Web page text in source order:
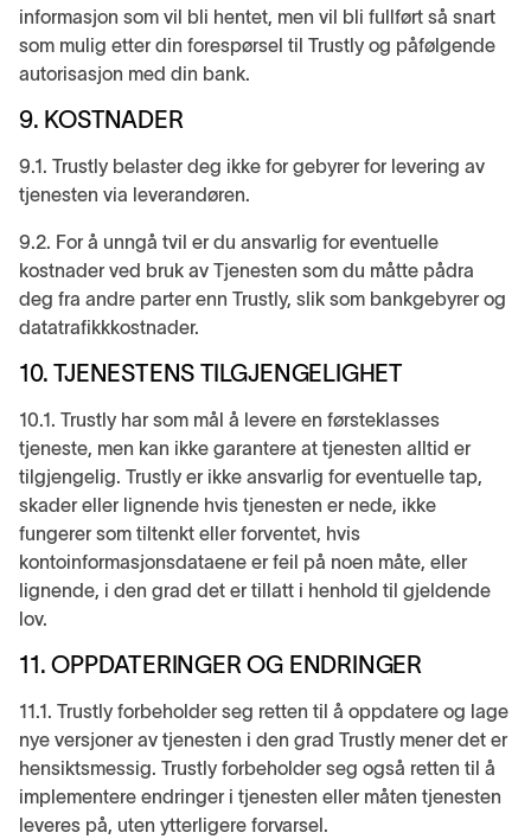
informasjon som vil bli hentet, men vil bli fullført så snart
som mulig etter din forespørsel til Trustly og påfølgende
autorisasjon med din bank.
9. KOSTNADER
9.1. Trustly belaster deg ikke for gebyrer for levering av
tjenesten via leverandøren.
9.2. For å unngå tvil er du ansvarlig for eventuelle
kostnader ved bruk av Tjenesten som du måtte pådra
deg fra andre parter enn Trustly, slik som bankgebyrer og
datatrafikkkostnader.
10. TJENESTENS TILGJENGELIGHET
10.1. Trustly har som mål å levere en førsteklasses
tjeneste, men kan ikke garantere at tjenesten alltid er
tilgjengelig. Trustly er ikke ansvarlig for eventuelle tap,
skader eller lignende hvis tjenesten er nede, ikke
fungerer som tiltenkt eller forventet, hvis
kontoinformasjonsdataene er feil på noen måte, eller
lignende, i den grad det er tillatt i henhold til gjeldende
lov.
11. OPPDATERINGER OG ENDRINGER
11.1. Trustly forbeholder seg retten til å oppdatere og lage
nye versjoner av tjenesten i den grad Trustly mener det er
hensiktsmessig. Trustly forbeholder seg også retten til å
implementere endringer i tjenesten eller måten tjenesten
leveres på, uten ytterligere forvarsel.